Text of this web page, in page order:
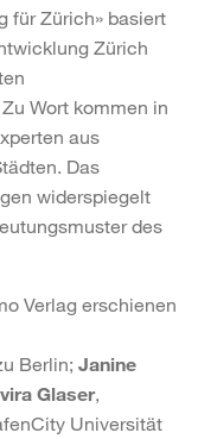
für Zürich» basiert
Zürich
Wort kommen in
aus
Das
widerspiegelt
des
Verlag erschienen
Berlin; Janine
Glaser,
Universität